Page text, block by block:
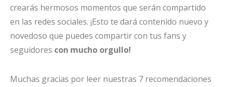
crearás hermosos momentos que serán compartido
en las redes sociales. ¡Esto te dará contenido nuevo y
novedoso que puedes compartir con tus fans y
seguidores con mucho orgullo!
Muchas gracias por leer nuestras 7 recomendaciones